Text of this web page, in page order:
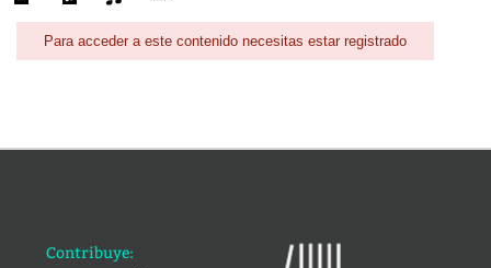
Para acceder a este contenido necesitas estar registrado
Contribuye: